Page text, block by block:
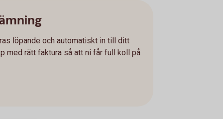
löpande och automatiskt in till ditt
med rätt faktura så att ni får full koll på